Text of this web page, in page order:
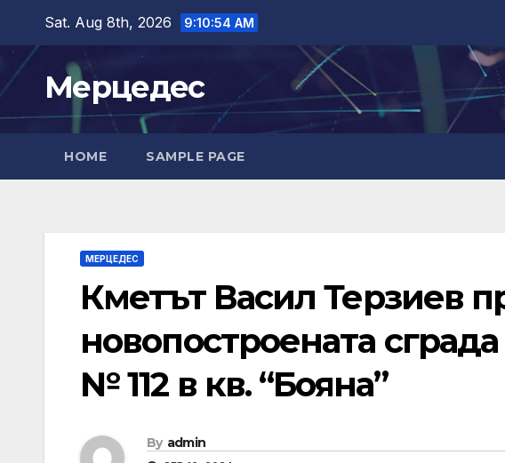
content
Sat. Aug 8th, 2026 9:10:55 AM
Мерцедес
HOME SAMPLE PAGE
МЕРЦЕДЕС
Кметът Васил Терзиев
новопостроената
№ 112 в кв. “Бояна”
By admin